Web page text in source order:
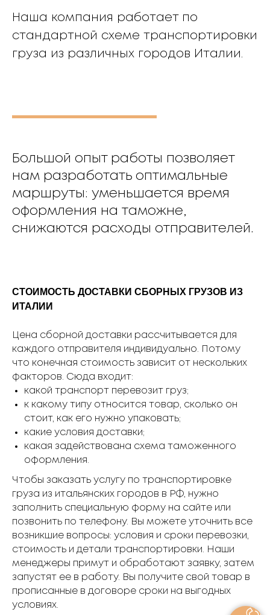
Наша компания работает по
стандартной схеме транспортировки
груза из различных городов Италии.
Большой опыт работы позволяет
нам разработать оптимальные
маршруты: уменьшается время
оформления на таможне,
снижаются расходы отправителей.
СТОИМОСТЬ ДОСТАВКИ СБОРНЫХ ГРУЗОВ ИЗ
ИТАЛИИ
Цена сборной доставки рассчитывается для
каждого отправителя индивидуально. Потому
что конечная стоимость зависит от нескольких
факторов. Сюда входит:
какой транспорт перевозит груз;
к какому типу относится товар, сколько он
стоит, как его нужно упаковать;
какие условия доставки;
какая задействована схема таможенного
оформления.
Чтобы заказать услугу по транспортировке
груза из итальянских городов в РФ, нужно
заполнить специальную форму на сайте или
позвонить по телефону. Вы можете уточнить все
возникшие вопросы: условия и сроки перевозки,
стоимость и детали транспортировки. Наши
менеджеры примут и обработают заявку, затем
запустят ее в работу. Вы получите свой товар в
прописанные в договоре сроки на выгодных
условиях.